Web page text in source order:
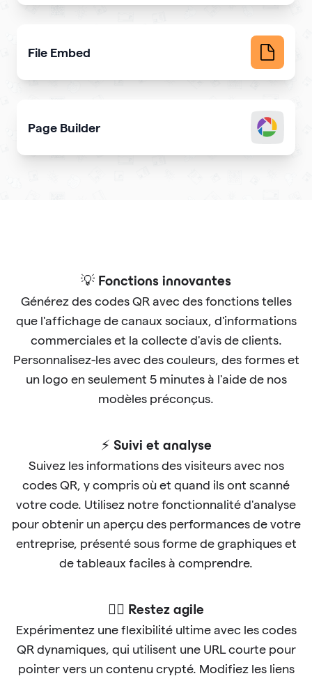
Upload music and get more streams
File Embed
Page Builder
💡 Fonctions innovantes
Générez des codes QR avec des fonctions telles
que l'affichage de canaux sociaux, d'informations
commerciales et la collecte d'avis de clients.
Personnalisez-les avec des couleurs, des formes et
un logo en seulement 5 minutes à l'aide de nos
modèles préconçus.
⚡ Suivi et analyse
Suivez les informations des visiteurs avec nos
codes QR, y compris où et quand ils ont scanné
votre code. Utilisez notre fonctionnalité d'analyse
pour obtenir un aperçu des performances de votre
entreprise, présenté sous forme de graphiques et
de tableaux faciles à comprendre.
🐱‍🏍 Restez agile
Expérimentez une flexibilité ultime avec les codes
QR dynamiques, qui utilisent une URL courte pour
pointer vers un contenu crypté. Modifiez les liens